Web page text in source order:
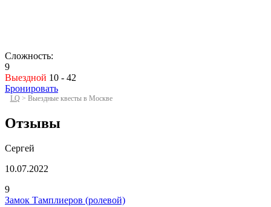
Сложность:
9
Выездной 10 - 42
Бронировать
LQ > Выездные квесты в Москве
Отзывы
Сергей
10.07.2022
9
Замок Тамплиеров (ролевой)